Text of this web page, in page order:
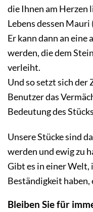
die Ihnen am Herzen
Lebens dessen Mauri
Er kann dann an eine
werden, die dem
verleiht.
Und so setzt sich
Benutzer das
Bedeutung des
Unsere Stücke sind
werden und ewig zu
Gibt es in einer Welt,
Beständigkeit haben,
Bleiben Sie für